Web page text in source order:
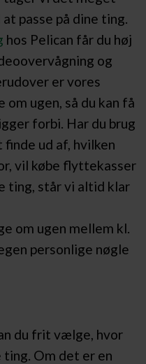
passe på dine ting.
hos Pelican får du høj
og
er vores
ugen, så du kan få
forbi. Har du brug
ud af, hvilken
vil købe flyttekasser
ting, står vi altid klar
om ugen mellem kl.
personlige nøgle
du frit vælge, hvor
Om det er en